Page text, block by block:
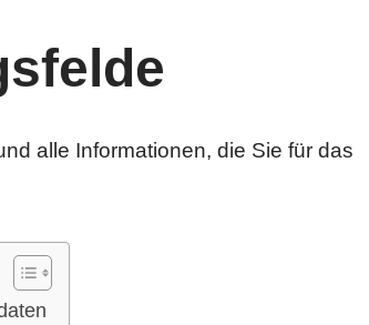
alle Informationen, die Sie für das